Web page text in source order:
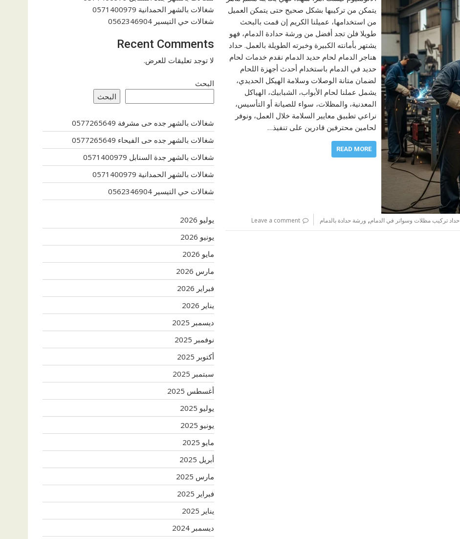
يتمكن من تركيبها بشكل صحيح حتى يتمكن العميل
من استخدامها، عميلنا الكريم إن قمت بالبحث
طويلا فلن تجد أفضل من ورشة حدادة الدمام، فهو
يشتهر بأمانته الكبيرة وخبرته الطويلة بالعمل. حداد
هناجر الدمام لحام حديد الدمام نقدم خدمات لحام
حديد في الدمام باستخدام أحدث أجهزة اللحام
لضمان متانة الوصلات وسلامة الهيكل الحديدي،
يشمل عملنا لحام الأبواب، الشبابيك، الهياكل
المعدنية، والمظلات، سواء للصيانة أو التأسيس،
نراعي تطبيق معايير السلامة خلال العمل، ونوفر
لحامين محترفين قادرين على تنفيذ…
READ MORE
حداد تركيب مظلات وسواتر في الدمام, ورشة حدادة بالدمام Leave a comment
شغالات بالشهر الحمدانية 0571400979
شغالات حي التيسير 0562346904
Recent Comments
لا توجد تعليقات للعرض.
البحث
البحث
شغالات بالشهر جده حى مشرفة 0577265649
شغالات بالشهر جده حى الفيحاء 0577265649
شغالات بالشهر جدة السنابل 0571400979
شغالات بالشهر الحمدانية 0571400979
شغالات حي التيسير 0562346904
يوليو 2026
يونيو 2026
مايو 2026
مارس 2026
فبراير 2026
يناير 2026
ديسمبر 2025
نوفمبر 2025
أكتوبر 2025
سبتمبر 2025
أغسطس 2025
يوليو 2025
يونيو 2025
مايو 2025
أبريل 2025
مارس 2025
فبراير 2025
يناير 2025
ديسمبر 2024